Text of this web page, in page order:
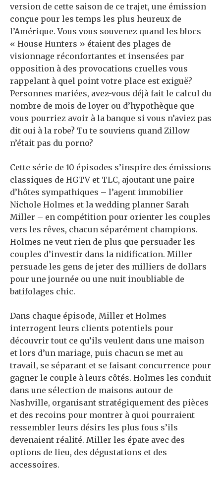
version de cette saison de ce trajet, une émission
conçue pour les temps les plus heureux de
l’Amérique. Vous vous souvenez quand les blocs
« House Hunters » étaient des plages de
visionnage réconfortantes et insensées par
opposition à des provocations cruelles vous
rappelant à quel point votre place est exiguë?
Personnes mariées, avez-vous déjà fait le calcul du
nombre de mois de loyer ou d’hypothèque que
vous pourriez avoir à la banque si vous n’aviez pas
dit oui à la robe? Tu te souviens quand Zillow
n’était pas du porno?
Cette série de 10 épisodes s’inspire des émissions
classiques de HGTV et TLC, ajoutant une paire
d’hôtes sympathiques – l’agent immobilier
Nichole Holmes et la wedding planner Sarah
Miller – en compétition pour orienter les couples
vers les rêves, chacun séparément champions.
Holmes ne veut rien de plus que persuader les
couples d’investir dans la nidification. Miller
persuade les gens de jeter des milliers de dollars
pour une journée ou une nuit inoubliable de
batifolages chic.
Dans chaque épisode, Miller et Holmes
interrogent leurs clients potentiels pour
découvrir tout ce qu’ils veulent dans une maison
et lors d’un mariage, puis chacun se met au
travail, se séparant et se faisant concurrence pour
gagner le couple à leurs côtés. Holmes les conduit
dans une sélection de maisons autour de
Nashville, organisant stratégiquement des pièces
et des recoins pour montrer à quoi pourraient
ressembler leurs désirs les plus fous s’ils
devenaient réalité. Miller les épate avec des
options de lieu, des dégustations et des
accessoires.